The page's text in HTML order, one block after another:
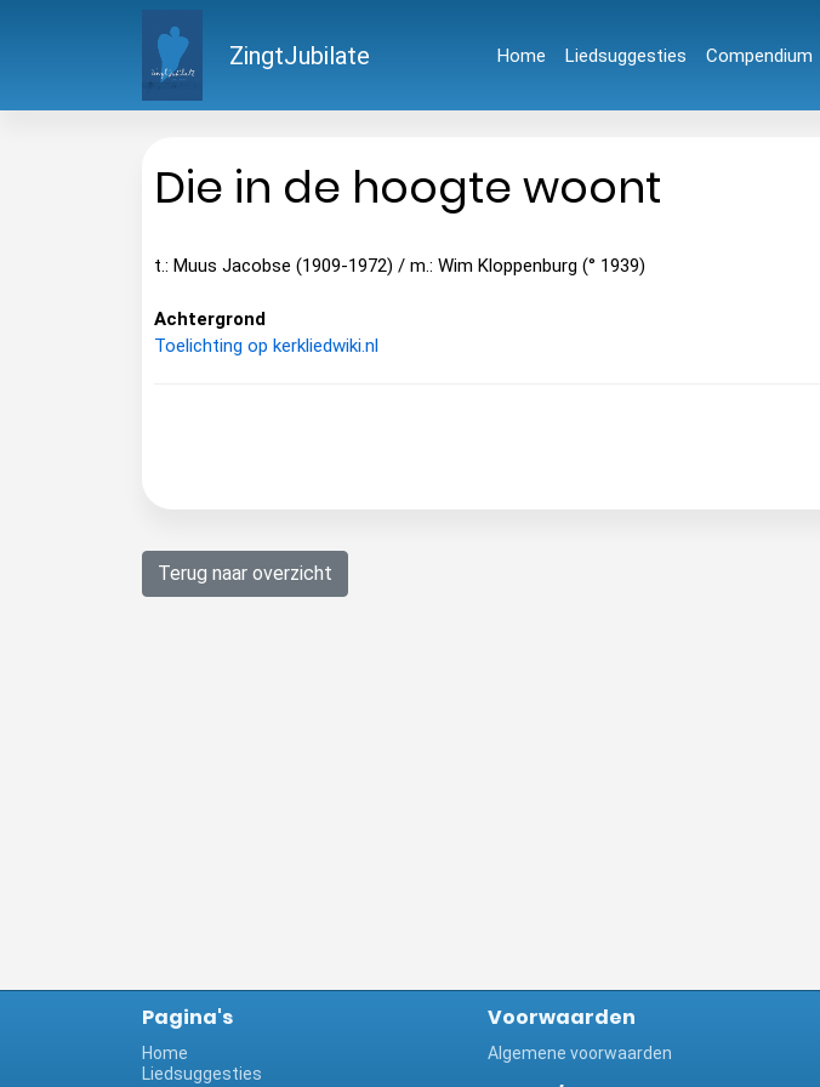
ZingtJubilate Home Liedsuggesties Compendium
Die in de hoogte woont
t.: Muus Jacobse (1909-1972) / m.: Wim Kloppenburg (° 1939)
Achtergrond
Toelichting op kerkliedwiki.nl
Terug naar overzicht
Pagina's
Home
Liedsuggesties
Voorwaarden
Algemene voorwaarden